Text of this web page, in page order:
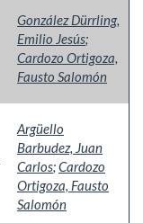
González Dürrling,
Emilio Jesús;
Cardozo Ortigoza,
Fausto Salomón
Argüello
Barbudez, Juan
Carlos;Cardozo
Ortigoza, Fausto
Salomón